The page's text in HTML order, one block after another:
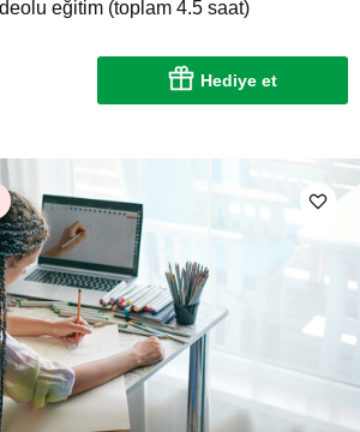
eğitim (toplam 4.5 saat)
Hediye et